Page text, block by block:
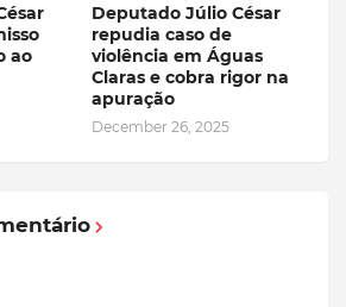
ao
Deputado Júlio César
repudia caso de
violência em Águas
Claras e cobra rigor na
apuração
December 26, 2025